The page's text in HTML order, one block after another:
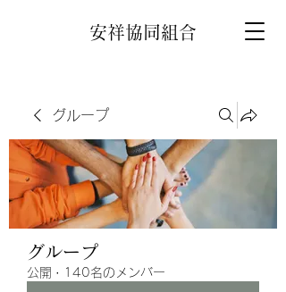
安祥協同組合
グループ
グループ
公開 · 140名のメンバー